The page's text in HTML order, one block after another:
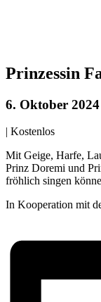
Prinzessin
6. Oktober
| Kostenlos
Mit Geige, Harfe,
Prinz Doremi und
fröhlich singen
In Kooperation mit